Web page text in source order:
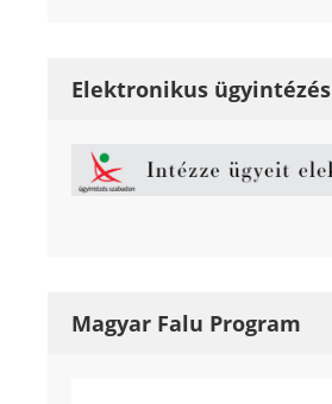
Elektronikus ügyintézés
Magyar Falu Program